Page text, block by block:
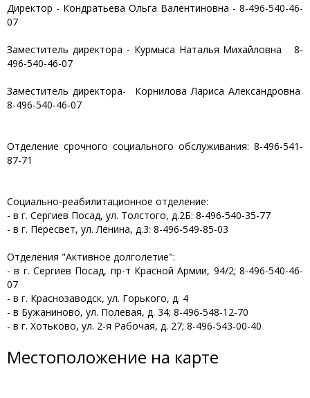
Директор - Кондратьева Ольга Валентиновна - 8-496-540-46-
07
Заместитель директора - Курмыса Наталья Михайловна 8-
496-540-46-07
Заместитель директора- Корнилова Лариса Александровна
8-496-540-46-07
Отделение срочного социального обслуживания: 8-496-541-
87-71
Социально-реабилитационное отделение:
- в г. Сергиев Посад, ул. Толстого, д.2Б: 8-496-540-35-77
- в г. Пересвет, ул. Ленина, д.3: 8-496-549-85-03
Отделения "Активное долголетие":
- в г. Сергиев Посад, пр-т Красной Армии, 94/2; 8-496-540-46-
07
- в г. Краснозаводск, ул. Горького, д. 4
- в Бужаниново, ул. Полевая, д. 34; 8-496-548-12-70
- в г. Хотьково, ул. 2-я Рабочая, д. 27; 8-496-543-00-40
Местоположение на карте